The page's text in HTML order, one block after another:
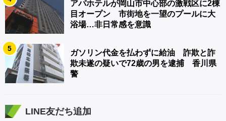
アパホテルが岡山市中心部の激戦区に2棟
目オープン 市街地を一望のプールに大
浴場…非日常感を意識
5
ガソリン代金を払わずに給油 詐欺と詐
欺未遂の疑いで72歳の男を逮捕 香川県
警
LINE友だち追加